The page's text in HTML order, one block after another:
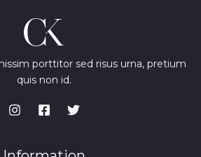
porttitor sed risus urna, pretium
quis non id.